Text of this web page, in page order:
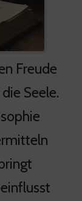
Freude
Seele.